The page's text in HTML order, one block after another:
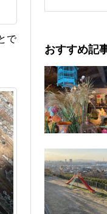
で
おすすめ記